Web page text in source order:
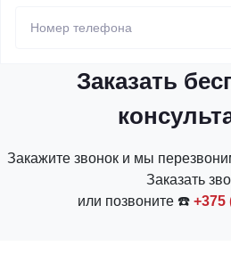
Заказать
Закажите звонок и мы
Заказать
или позвоните ☎️ +375